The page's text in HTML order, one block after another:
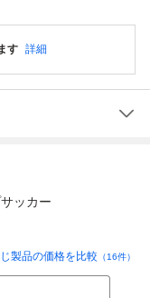
す 詳細
ッカー
製品の価格を比較 （16件）